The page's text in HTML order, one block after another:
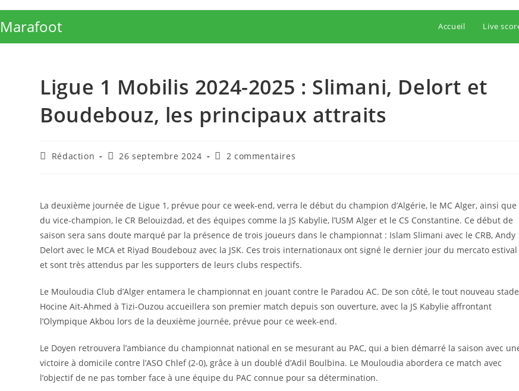
toMarafoot Accueil Live
Ligue 1 Mobilis 2024-2025 : Slimani, Delort et
Boudebouz, les principaux attraits
Auteur/autrice
Rédaction
Publication
26 septembre 2024
Commentaires
2 commentaires
La deuxième journée de Ligue 1, prévue pour ce week-end, verra le début du champion d’Algérie, le MC Alger, ainsi que
du vice-champion, le CR Belouizdad, et des équipes comme la JS Kabylie, l’USM Alger et le CS Constantine. Ce début de
saison sera sans doute marqué par la présence de trois joueurs dans le championnat : Islam Slimani avec le CRB, Andy
Delort avec le MCA et Riyad Boudebouz avec la JSK. Ces trois internationaux ont signé le dernier jour du mercato estival
et sont très attendus par les supporters de leurs clubs respectifs.
Le Mouloudia Club d’Alger entamera le championnat en jouant contre le Paradou AC. De son côté, le tout nouveau stade
Hocine Aït-Ahmed à Tizi-Ouzou accueillera son premier match depuis son ouverture, avec la JS Kabylie affrontant
l’Olympique Akbou lors de la deuxième journée, prévue pour ce week-end.
Le Doyen retrouvera l’ambiance du championnat national en se mesurant au PAC, qui a bien démarré la saison avec
victoire à domicile contre l’ASO Chlef (2-0), grâce à un doublé d’Adil Boulbina. Le Mouloudia abordera ce match avec
l’objectif de ne pas tomber face à une équipe du PAC connue pour sa détermination.